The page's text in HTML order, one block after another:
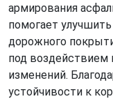
армирования
помогает
дорожного
под воздействием
изменений.
устойчивости к